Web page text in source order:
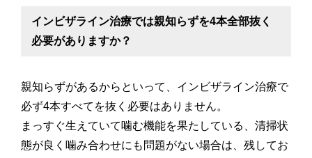
インビザライン治療では親知らずを4本全部抜く
必要がありますか？
親知らずがあるからといって、インビザライン治療で
必ず4本すべてを抜く必要はありません。
まっすぐ生えていて噛む機能を果たしている、清掃状
態が良く噛み合わせにも問題がない場合は、残してお